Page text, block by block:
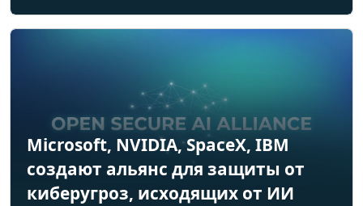
Microsoft, NVIDIA, SpaceX, IBM
создают альянс для защиты от
киберугроз, исходящих от ИИ